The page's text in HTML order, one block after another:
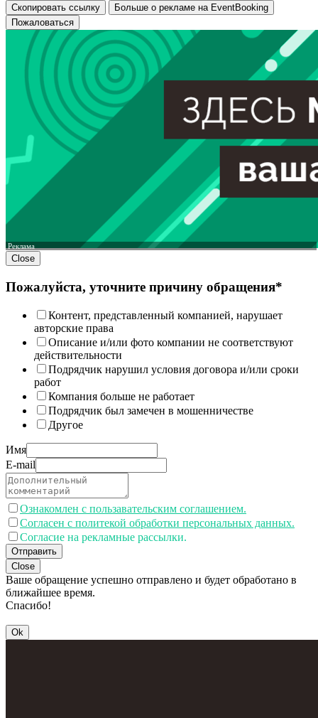
Скопировать ссылку
Больше о рекламе на EventBooking
Пожаловаться
Реклама
Close
Пожалуйста, уточните причину обращения*
Контент, представленный компанией, нарушает
авторские права
Описание и/или фото компании не соответствуют
действительности
Подрядчик нарушил условия договора и/или сроки
работ
Компания больше не работает
Подрядчик был замечен в мошенничестве
Другое
Имя
E-mail
Ознакомлен с пользавательским соглашением.
Согласен с политекой обработки персональных данных.
Согласие на рекламные рассылки.
Отправить
Close
Ваше обращение успешно отправлено и будет обработано в
ближайшее время.
Спасибо!
Ok